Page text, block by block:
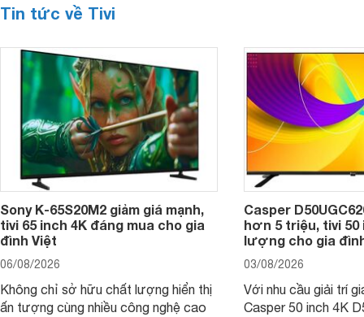
Tin tức về Tivi
Sony K-65S20M2 giảm giá mạnh,
tivi 65 inch 4K đáng mua cho gia
đình Việt
06/08/2026
Không chỉ sở hữu chất lượng hiển thị
ấn tượng cùng nhiều công nghệ cao
Casper
hơn 5 triệu, tivi 50
lượng cho gia
03/08/2026
Với nhu cầu giải trí
Casper 50 inch 4K